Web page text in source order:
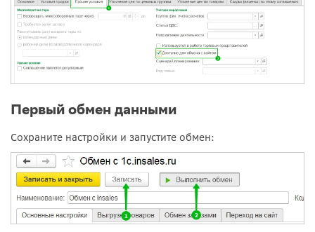
Первый обмен данными
Сохраните настройки и запустите обмен: